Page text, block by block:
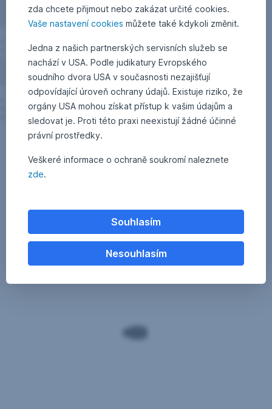
zda chcete přijmout nebo zakázat určité cookies.
Vaše nastavení cookies můžete také kdykoli změnit.
Jedna z našich partnerských servisních služeb se
nachází v USA. Podle judikatury Evropského
soudního dvora USA v současnosti nezajišťují
odpovídající úroveň ochrany údajů. Existuje riziko, že
orgány USA mohou získat přístup k vašim údajům a
sledovat je. Proti této praxi neexistují žádné účinné
právní prostředky.
Veškeré informace o ochraně soukromí naleznete
zde.
Souhlasím
Nesouhlasím